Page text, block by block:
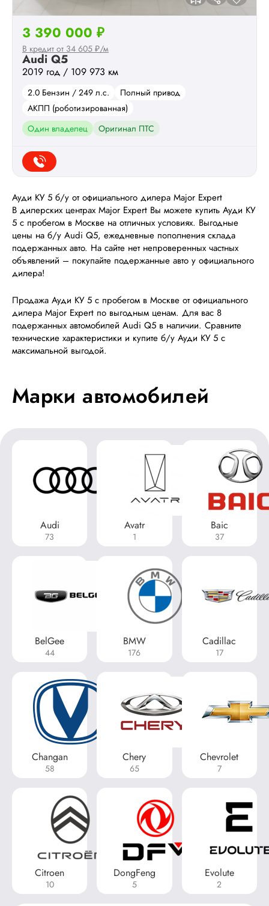
Audi Q5
2019 год / 109 973 км
2.0 Бензин / 249 л.с.
Полный привод
АКПП (роботизированная)
Один владелец
Оригинал ПТС
3 390 000 ₽
В кредит от 34 605 ₽/м
Ауди КУ 5 б/у от официального дилера Major Expert
В дилерских центрах Major Expert Вы можете купить Ауди КУ
5 с пробегом в Москве на отличных условиях. Выгодные
цены на б/у Audi Q5, ежедневные пополнения склада
подержанных авто. На сайте нет непроверенных частных
объявлений – покупайте подержанные авто у официального
дилера!
Продажа Ауди КУ 5 с пробегом в Москве от официального
дилера Major Expert по выгодным ценам. Для вас 8
подержанных автомобилей Audi Q5 в наличии. Сравните
технические характеристики и купите б/у Ауди КУ 5 с
максимальной выгодой.
Марки автомобилей
Audi
73
Avatr
1
Baic
37
BelGee
44
BMW
176
Cadillac
17
Changan
58
Chery
65
Chevrolet
7
Citroen
10
DongFeng
5
Evolute
2